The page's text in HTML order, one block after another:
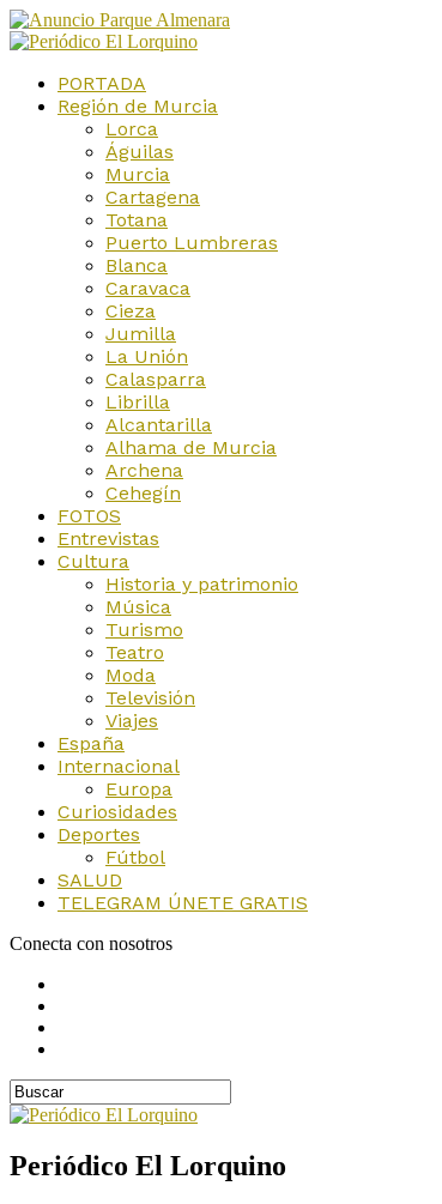
PORTADA
Región de Murcia
Lorca
Águilas
Murcia
Cartagena
Totana
Puerto Lumbreras
Blanca
Caravaca
Cieza
Jumilla
La Unión
Calasparra
Librilla
Alcantarilla
Alhama de Murcia
Archena
Cehegín
FOTOS
Entrevistas
Cultura
Historia y patrimonio
Música
Turismo
Teatro
Moda
Televisión
Viajes
España
Internacional
Europa
Curiosidades
Deportes
Fútbol
SALUD
TELEGRAM ÚNETE GRATIS
Conecta con nosotros
Periódico El Lorquino